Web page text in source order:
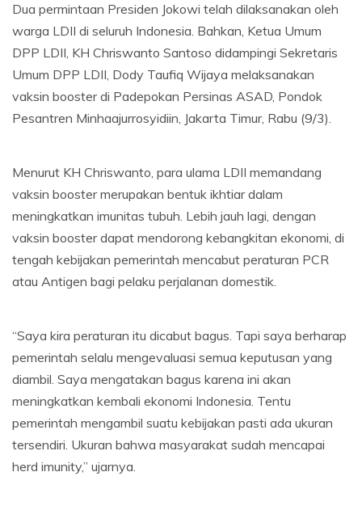
Dua permintaan Presiden Jokowi telah dilaksanakan oleh
warga LDII di seluruh Indonesia. Bahkan, Ketua Umum
DPP LDII, KH Chriswanto Santoso didampingi Sekretaris
Umum DPP LDII, Dody Taufiq Wijaya melaksanakan
vaksin booster di Padepokan Persinas ASAD, Pondok
Pesantren Minhaajurrosyidiin, Jakarta Timur, Rabu (9/3).
Menurut KH Chriswanto, para ulama LDII memandang
vaksin booster merupakan bentuk ikhtiar dalam
meningkatkan imunitas tubuh. Lebih jauh lagi, dengan
vaksin booster dapat mendorong kebangkitan ekonomi, di
tengah kebijakan pemerintah mencabut peraturan PCR
atau Antigen bagi pelaku perjalanan domestik.
“Saya kira peraturan itu dicabut bagus. Tapi saya berharap
pemerintah selalu mengevaluasi semua keputusan yang
diambil. Saya mengatakan bagus karena ini akan
meningkatkan kembali ekonomi Indonesia. Tentu
pemerintah mengambil suatu kebijakan pasti ada ukuran
tersendiri. Ukuran bahwa masyarakat sudah mencapai
herd imunity,” ujarnya.